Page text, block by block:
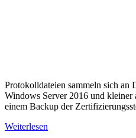
Protokolldateien sammeln sich an
Windows Server 2016 und kleiner
einem Backup der
Weiterlesen